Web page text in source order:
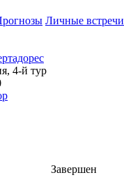
Личные встречи
4-й тур
Завершен